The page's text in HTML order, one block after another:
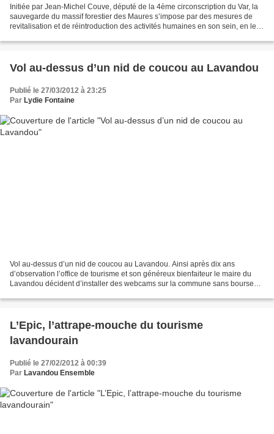
Initiée par Jean-Michel Couve, député de la 4ème circonscription du Var, la
sauvegarde du massif forestier des Maures s’impose par des mesures de
revitalisation et de réintroduction des activités humaines en son sein, en le
Vol au-dessus d’un nid de coucou au Lavandou
Publié le 27/03/2012 à 23:25
Par Lydie Fontaine
Vol au-dessus d’un nid de coucou au Lavandou. Ainsi après dix ans
d’observation l’office de tourisme et son généreux bienfaiteur le maire du
Lavandou décident d’installer des webcams sur la commune sans bourse
L’Epic, l’attrape-mouche du tourisme
lavandourain
Publié le 27/02/2012 à 00:39
Par Lavandou Ensemble